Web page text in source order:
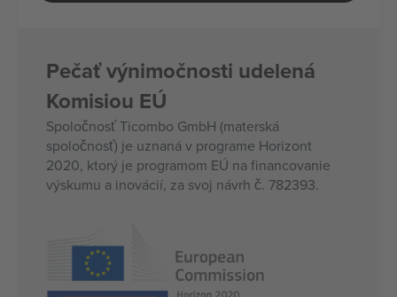
Pečať výnimočnosti udelená
Komisiou EÚ
Spoločnosť Ticombo GmbH (materská
spoločnosť) je uznaná v programe Horizont
2020, ktorý je programom EÚ na financovanie
výskumu a inovácií, za svoj návrh č. 782393.